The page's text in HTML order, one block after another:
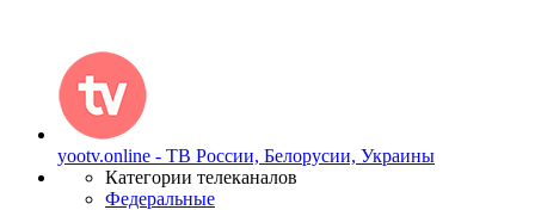
yootv.online - ТВ России, Белорусии, Украины
Категории телеканалов
Федеральные